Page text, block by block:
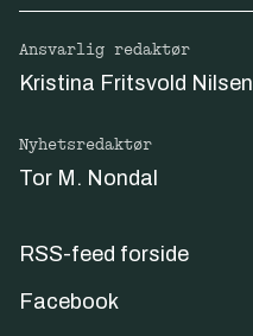
Ansvarlig redaktør
Kristina Fritsvold Nilsen
Nyhetsredaktør
Tor M. Nondal
RSS-feed forside
Facebook